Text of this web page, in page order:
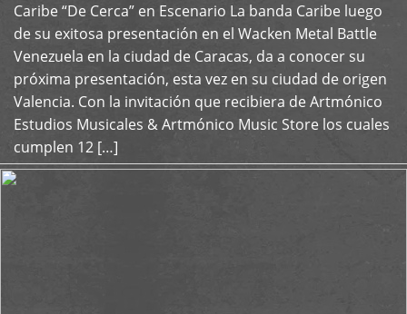
Caribe “De Cerca” en Escenario La banda Caribe luego
de su exitosa presentación en el Wacken Metal Battle
Venezuela en la ciudad de Caracas, da a conocer su
próxima presentación, esta vez en su ciudad de origen
Valencia. Con la invitación que recibiera de Artmónico
Estudios Musicales & Artmónico Music Store los cuales
cumplen 12 […]
+